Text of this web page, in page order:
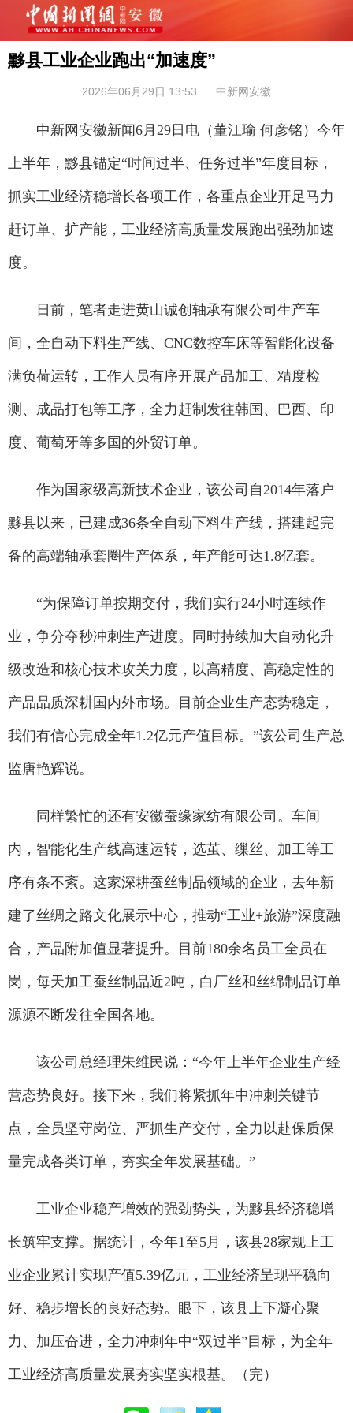
黟县工业企业跑出“加速度”
2026年06月29日 13:53 中新网安徽
中新网安徽新闻6月29日电（董江瑜 何彦铭）今年
上半年，黟县锚定“时间过半、任务过半”年度目标，
抓实工业经济稳增长各项工作，各重点企业开足马力
赶订单、扩产能，工业经济高质量发展跑出强劲加速
度。
日前，笔者走进黄山诚创轴承有限公司生产车
间，全自动下料生产线、CNC数控车床等智能化设备
满负荷运转，工作人员有序开展产品加工、精度检
测、成品打包等工序，全力赶制发往韩国、巴西、印
度、葡萄牙等多国的外贸订单。
作为国家级高新技术企业，该公司自2014年落户
黟县以来，已建成36条全自动下料生产线，搭建起完
备的高端轴承套圈生产体系，年产能可达1.8亿套。
“为保障订单按期交付，我们实行24小时连续作
业，争分夺秒冲刺生产进度。同时持续加大自动化升
级改造和核心技术攻关力度，以高精度、高稳定性的
产品品质深耕国内外市场。目前企业生产态势稳定，
我们有信心完成全年1.2亿元产值目标。”该公司生产总
监唐艳辉说。
同样繁忙的还有安徽蚕缘家纺有限公司。车间
内，智能化生产线高速运转，选茧、缫丝、加工等工
序有条不紊。这家深耕蚕丝制品领域的企业，去年新
建了丝绸之路文化展示中心，推动“工业+旅游”深度融
合，产品附加值显著提升。目前180余名员工全员在
岗，每天加工蚕丝制品近2吨，白厂丝和丝绵制品订单
源源不断发往全国各地。
该公司总经理朱维民说：“今年上半年企业生产经
营态势良好。接下来，我们将紧抓年中冲刺关键节
点，全员坚守岗位、严抓生产交付，全力以赴保质保
量完成各类订单，夯实全年发展基础。”
工业企业稳产增效的强劲势头，为黟县经济稳增
长筑牢支撑。据统计，今年1至5月，该县28家规上工
业企业累计实现产值5.39亿元，工业经济呈现平稳向
好、稳步增长的良好态势。眼下，该县上下凝心聚
力、加压奋进，全力冲刺年中“双过半”目标，为全年
工业经济高质量发展夯实坚实根基。（完）